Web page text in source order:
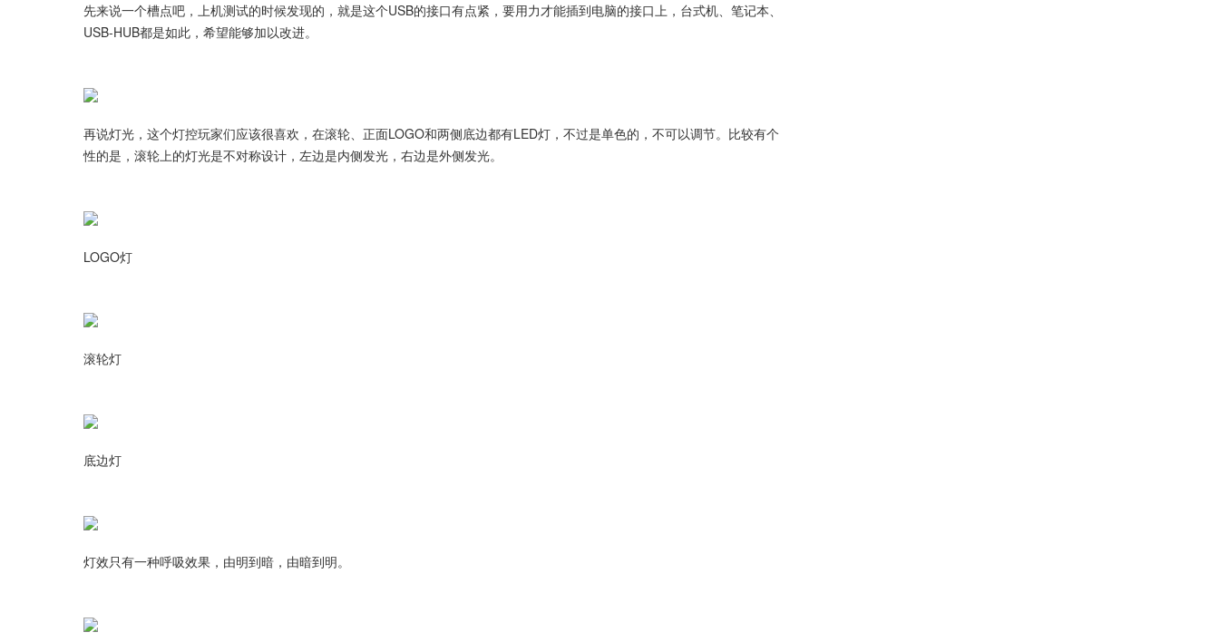
先来说一个槽点吧，上机测试的时候发现的，就是这个USB的接口有点紧，要用力才能插到电脑的接口上，台式机、笔记本、
USB-HUB都是如此，希望能够加以改进。
再说灯光，这个灯控玩家们应该很喜欢，在滚轮、正面LOGO和两侧底边都有LED灯，不过是单色的，不可以调节。比较有个
性的是，滚轮上的灯光是不对称设计，左边是内侧发光，右边是外侧发光。
LOGO灯
滚轮灯
底边灯
灯效只有一种呼吸效果，由明到暗，由暗到明。